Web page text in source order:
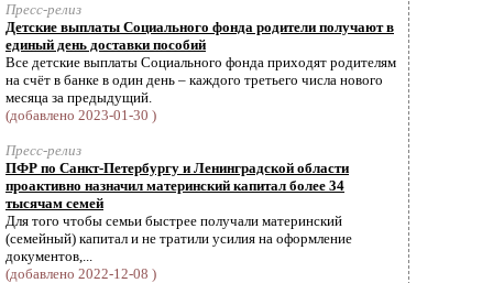
Пресс-релиз
Детские выплаты Социального фонда родители получают в
единый день доставки пособий
Все детские выплаты Социального фонда приходят родителям
на счёт в банке в один день – каждого третьего числа нового
месяца за предыдущий.
(добавлено 2023-01-30 )
Пресс-релиз
ПФР по Санкт-Петербургу и Ленинградской области
проактивно назначил материнский капитал более 34
тысячам семей
Для того чтобы семьи быстрее получали материнский
(семейный) капитал и не тратили усилия на оформление
документов,...
(добавлено 2022-12-08 )